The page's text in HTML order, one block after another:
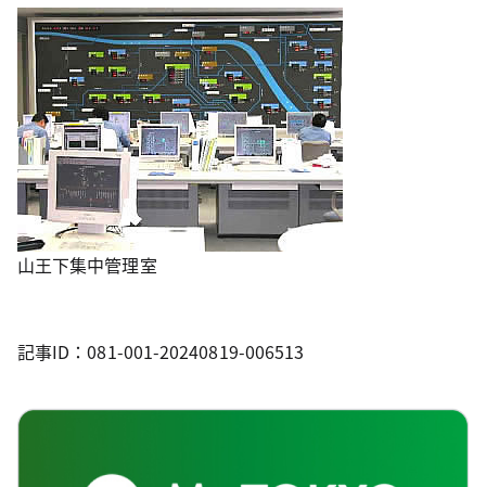
山王下集中管理室
記事ID：081-001-20240819-006513